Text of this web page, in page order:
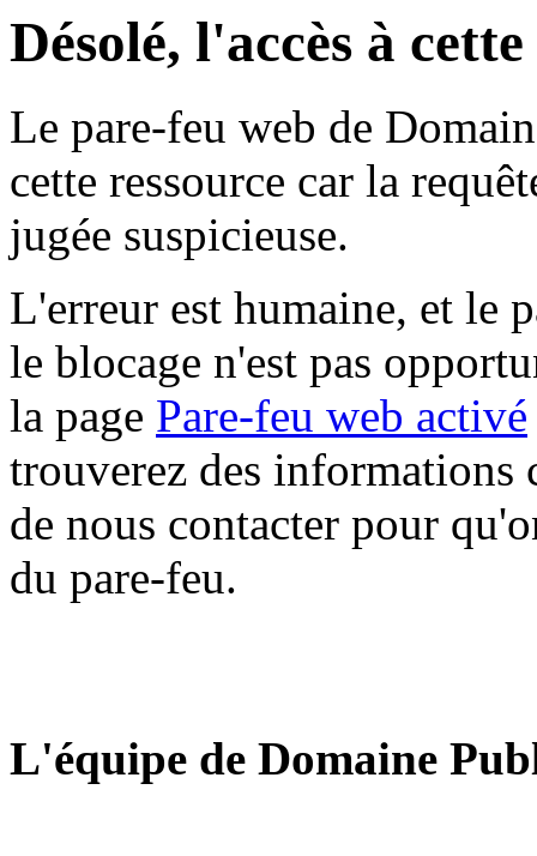
Désolé, l'accès à
Le pare-feu web de
cette ressource car la
jugée suspicieuse.
L'erreur est humaine, et le
le blocage n'est pas
la page Pare-feu web activé
trouverez des informations
de nous contacter pour
du pare-feu.
L'équipe de Domaine